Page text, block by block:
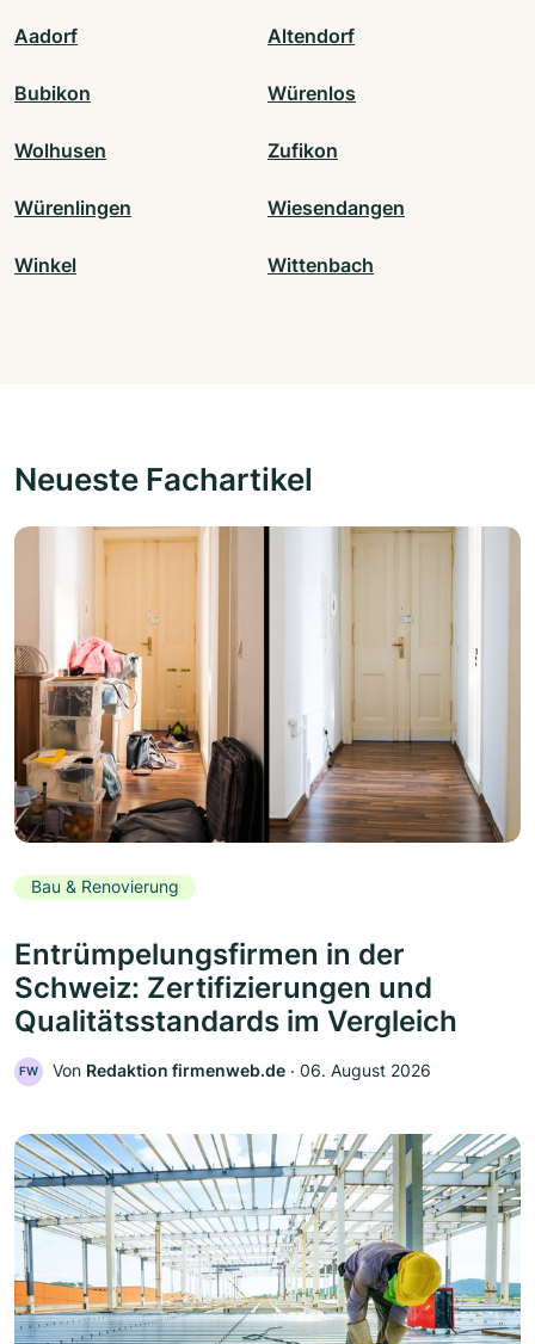
Aadorf Altendorf
Bubikon Würenlos
Wolhusen Zufikon
Würenlingen Wiesendangen
Winkel Wittenbach
Neueste Fachartikel
Bau & Renovierung
Entrümpelungsfirmen in der
Schweiz: Zertifizierungen und
Qualitätsstandards im Vergleich
FW Von Redaktion firmenweb.de ‧ 06. August 2026